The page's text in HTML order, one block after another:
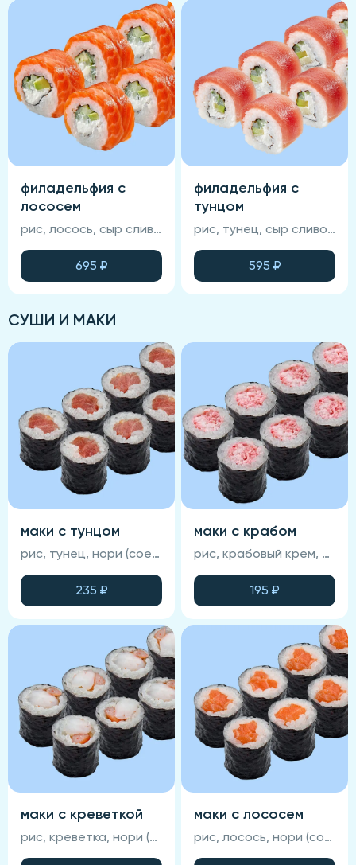
филадельфия с
лососем
рис, лосось, сыр сливочный, огурец, авокадо, нори (соевый соус, васаби и имбирь не входят в состав блюда)
695 ₽
филадельфия с
тунцом
рис, тунец, сыр сливочный, огурец, авокадо, нори, соус манго-чили (соевый соус, васаби и имбирь не входят в состав блюда)
595 ₽
СУШИ И МАКИ
маки с тунцом
рис, тунец, нори (соевый соус, васаби и имбирь не входят в состав блюда)
235 ₽
маки с крабом
рис, крабовый крем, нори (соевый соус, васаби и имбирь не входят в состав блюда)
195 ₽
маки с креветкой
рис, креветка, нори (соевый соус, васаби и имбирь не входят в состав блюда)
маки с лососем
рис, лосось, нори (соевый соус, васаби и имбирь не входят в состав блюда)